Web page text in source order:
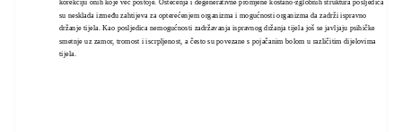
korekciju onih koje već postoje. Oštećenja i degenerativne promjene koštano-zglobnih struktura posljedica
su nesklada između zahtijeva za opterećenjem organizma i mogućnosti organizma da zadrži ispravno
držanje tijela. Kao posljedica nemogućnosti zadržavanja ispravnog držanja tijela još se javljaju psihičke
smetnje uz zamor, tromost i iscrpljenost, a često su povezane s pojačanim bolom u različitim dijelovima
tijela.